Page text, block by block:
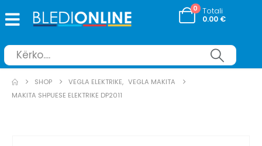
0 Totali
0.00 €
SHOP VEGLA ELEKTRIKE, VEGLA MAKITA
MAKITA SHPUESE ELEKTRIKE DP2011